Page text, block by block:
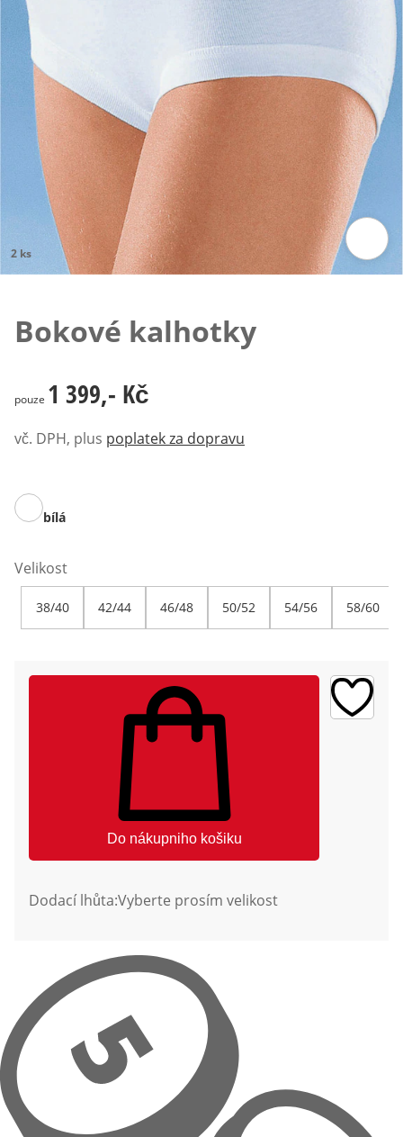
2 ks
Bokové kalhotky
1 399,- Kč
pouze 1 399,- Kč
vč. DPH, plus poplatek za dopravu
bílá
Velikost
38/40 42/44 46/48 50/52 54/56 58/60
Do nákupniho košiku
Dodací lhůta:Vyberte prosím velikost